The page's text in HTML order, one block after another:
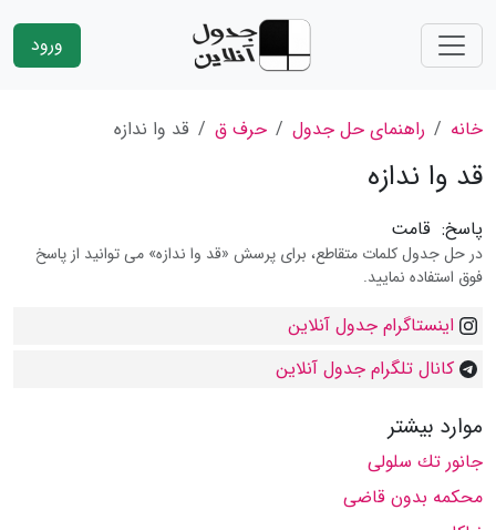
ورود
خانه راهنمای حل جدول حرف ق قد وا ندازه
قد وا ندازه
پاسخ: قامت
در حل جدول کلمات متقاطع، برای پرسش «قد وا ندازه» می توانید از پاسخ
فوق استفاده نمایید.
اینستاگرام جدول آنلاین
کانال تلگرام جدول آنلاین
موارد بیشتر
جانور تك سلولی
محكمه بدون قاضی